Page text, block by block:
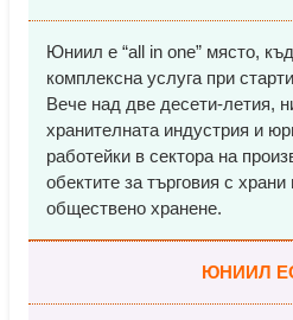
Юниил е “all in one” място,
комплексна услуга при
Вече над две десети-летия,
хранителната индустрия и
работейки в сектора на
обектите за търговия с
обществено хранене.
ЮНИИЛ